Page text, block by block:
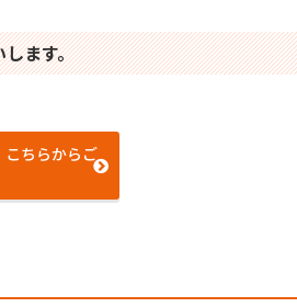
ます。
ちらからご